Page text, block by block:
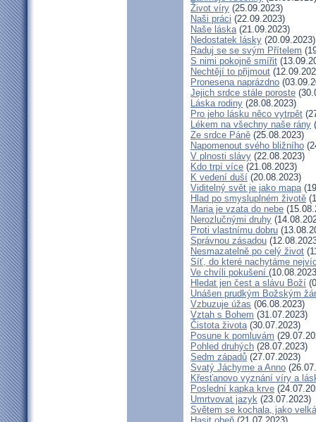
Život víry (25.09.2023)
Naši práci (22.09.2023)
Naše láska(21.09.2023)
Nedostatek lásky (20.09.2023)
Raduj se se svým Přítelem
S nimi pokojně smířit
Nechtějí to přijmout
Pronesena naprázdno
Jejich srdce stále poroste
Láska rodiny (28.08.2023)
Pro jeho lásku něco vytrpět
Lékem na všechny naše rány
Ze srdce Páně (25.08.2023)
Napomenout svého bližního
V plnosti slávy (22.08.2023)
Kdo trpí více (21.08.2023)
K vedení duší (20.08.2023)
Viditelný svět je jako mapa
Hlad po smysluplném životě
Maria je vzata do nebe
Nerozlučnými druhy
Proti vlastnímu dobru
Správnou zásadou
Nesmazatelně po celý život
Síť, do které nachytáme
Ve chvíli pokušení
Hledat jen čest a slávu Boží
Unášen prudkým Božským
Vzbuzuje úžas (06.08.2023)
Vztah s Bohem (31.07.2023)
Čistota života(30.07.2023)
Posune k pomluvám
Pohled druhých (28.07.2023)
Sedm západů (27.07.2023)
Svatý Jáchyme a Anno
Křesťanovo vyznání víry a
Poslední kapka krve
Umrtvovat jazyk (23.07.2023)
Světem se kochala, jako